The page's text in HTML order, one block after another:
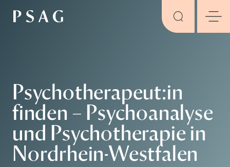
Psychotherapeut:in
finden – Psychoanalyse
und Psychotherapie in
Nordrhein-Westfalen